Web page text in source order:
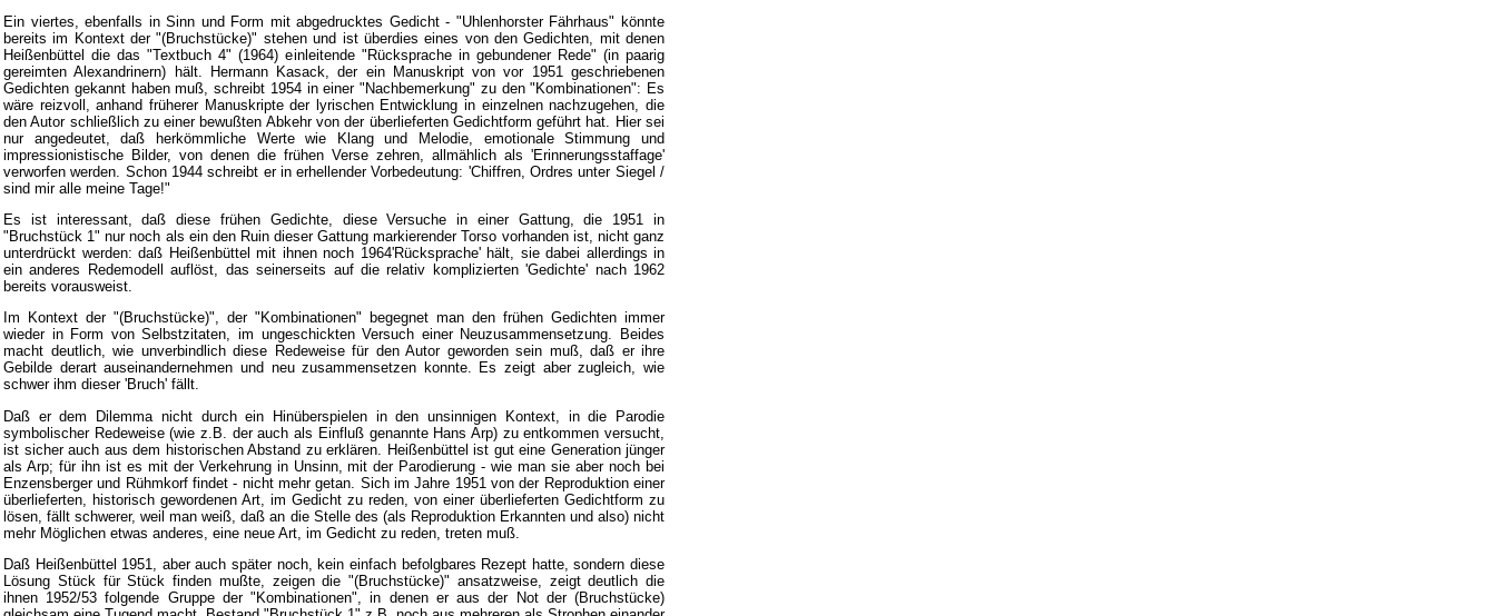
Ein viertes, ebenfalls in Sinn und Form mit abgedrucktes Gedicht - "Uhlenhorster Fährhaus" könnte
bereits im Kontext der "(Bruchstücke)" stehen und ist überdies eines von den Gedichten, mit denen
Heißenbüttel die das "Textbuch 4" (1964) einleitende "Rücksprache in gebundener Rede" (in paarig
gereimten Alexandrinern) hält. Hermann Kasack, der ein Manuskript von vor 1951 geschriebenen
Gedichten gekannt haben muß, schreibt 1954 in einer "Nachbemerkung" zu den "Kombinationen": Es
wäre reizvoll, anhand früherer Manuskripte der lyrischen Entwicklung in einzelnen nachzugehen, die
den Autor schließlich zu einer bewußten Abkehr von der überlieferten Gedichtform geführt hat. Hier sei
nur angedeutet, daß herkömmliche Werte wie Klang und Melodie, emotionale Stimmung und
impressionistische Bilder, von denen die frühen Verse zehren, allmählich als 'Erinnerungsstaffage'
verworfen werden. Schon 1944 schreibt er in erhellender Vorbedeutung: 'Chiffren, Ordres unter Siegel /
sind mir alle meine Tage!"
Es ist interessant, daß diese frühen Gedichte, diese Versuche in einer Gattung, die 1951 in
"Bruchstück 1" nur noch als ein den Ruin dieser Gattung markierender Torso vorhanden ist, nicht ganz
unterdrückt werden: daß Heißenbüttel mit ihnen noch 1964'Rücksprache' hält, sie dabei allerdings in
ein anderes Redemodell auflöst, das seinerseits auf die relativ komplizierten 'Gedichte' nach 1962
bereits vorausweist.
Im Kontext der "(Bruchstücke)", der "Kombinationen" begegnet man den frühen Gedichten immer
wieder in Form von Selbstzitaten, im ungeschickten Versuch einer Neuzusammensetzung. Beides
macht deutlich, wie unverbindlich diese Redeweise für den Autor geworden sein muß, daß er ihre
Gebilde derart auseinandernehmen und neu zusammensetzen konnte. Es zeigt aber zugleich, wie
schwer ihm dieser 'Bruch' fällt.
Daß er dem Dilemma nicht durch ein Hinüberspielen in den unsinnigen Kontext, in die Parodie
symbolischer Redeweise (wie z.B. der auch als Einfluß genannte Hans Arp) zu entkommen versucht,
ist sicher auch aus dem historischen Abstand zu erklären. Heißenbüttel ist gut eine Generation jünger
als Arp; für ihn ist es mit der Verkehrung in Unsinn, mit der Parodierung - wie man sie aber noch bei
Enzensberger und Rühmkorf findet - nicht mehr getan. Sich im Jahre 1951 von der Reproduktion einer
überlieferten, historisch gewordenen Art, im Gedicht zu reden, von einer überlieferten Gedichtform zu
lösen, fällt schwerer, weil man weiß, daß an die Stelle des (als Reproduktion Erkannten und also) nicht
mehr Möglichen etwas anderes, eine neue Art, im Gedicht zu reden, treten muß.
Daß Heißenbüttel 1951, aber auch später noch, kein einfach befolgbares Rezept hatte, sondern diese
Lösung Stück für Stück finden mußte, zeigen die "(Bruchstücke)" ansatzweise, zeigt deutlich die
ihnen 1952/53 folgende Gruppe der "Kombinationen", in denen er aus der Not der (Bruchstücke)